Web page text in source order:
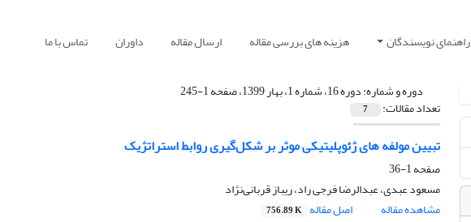
راهنمای نویسندگان هزینه های بررسی مقاله ارسال مقاله داوران تماس با ما
دوره و شماره:دوره 16، شماره 1، بهار 1399، صفحه 1-245
تعداد مقالات: 7
تبیین مولفه های ژئوپلیتیکی موثر بر شکل‌گیری روابط استراتژیک
صفحه1-36
مسعود عبدی، عبدالرضا فرجی راد، ریباز قربانی‌نژاد
مشاهده مقاله
اصل مقاله 756.89 K